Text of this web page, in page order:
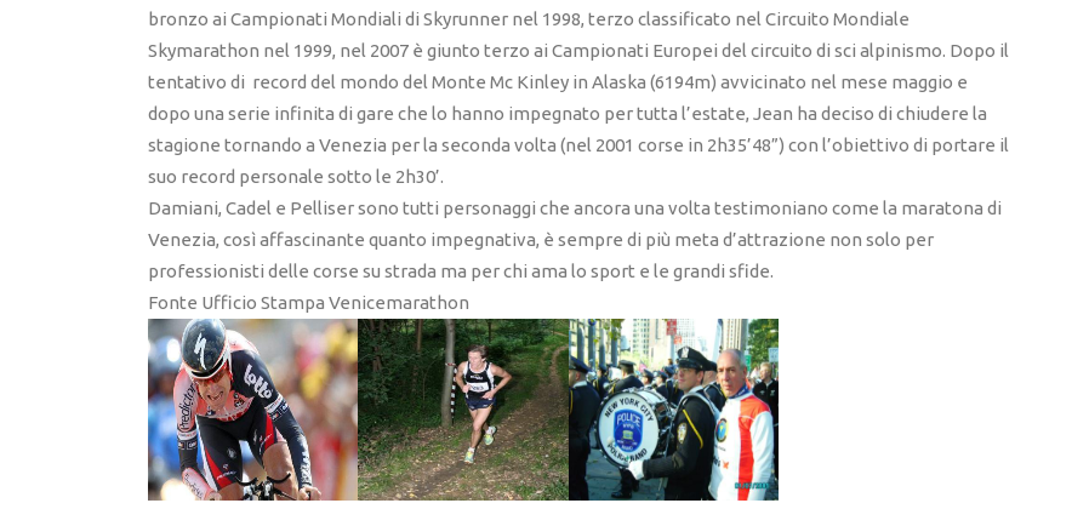
bronzo ai Campionati Mondiali di Skyrunner nel 1998, terzo classificato nel Circuito Mondiale
Skymarathon nel 1999, nel 2007 è giunto terzo ai Campionati Europei del circuito di sci alpinismo. Dopo il
tentativo di record del mondo del Monte Mc Kinley in Alaska (6194m) avvicinato nel mese maggio e
dopo una serie infinita di gare che lo hanno impegnato per tutta l’estate, Jean ha deciso di chiudere la
stagione tornando a Venezia per la seconda volta (nel 2001 corse in 2h35’48”) con l’obiettivo di portare il
suo record personale sotto le 2h30’.
Damiani, Cadel e Pelliser sono tutti personaggi che ancora una volta testimoniano come la maratona di
Venezia, così affascinante quanto impegnativa, è sempre di più meta d’attrazione non solo per
professionisti delle corse su strada ma per chi ama lo sport e le grandi sfide.
Fonte Ufficio Stampa Venicemarathon